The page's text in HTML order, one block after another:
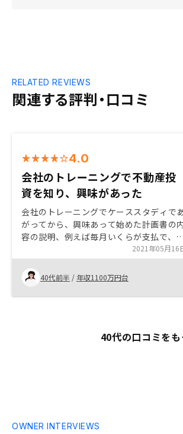
関連する評判・口コミ
RELATED REVIEWS
4.0
会社のトレーニングで不動産投
資を知り、興味があった
会社のトレーニングでケーススタディで
がってから、興味あって始めた計画書の
容の説明、例えば毎月いくらが支払で、い
くら入るとか、素人目線で説明してくれ
ともっと分かりやすくなったかと シミ
レーションのリスク勘案と普通のと、それ
ぞれあるが、各項目の金額が何を意味する
のか説明してほしい
2021年05月16
40代前半 / 年収1100万円台
40代の口コミを
OWNER INTERVIEWS